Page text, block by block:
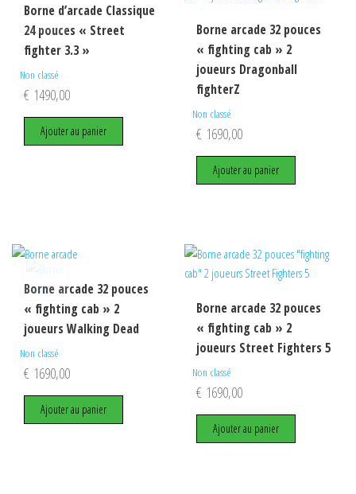
Borne d’arcade Classique
24 pouces « Street
fighter 3.3 »
Non classé
€ 1490,00
Ajouter au panier
Borne arcade 32 pouces
« fighting cab » 2
joueurs Dragonball
fighterZ
Non classé
€ 1690,00
Ajouter au panier
Borne arcade 32 pouces
« fighting cab » 2
joueurs Walking Dead
Non classé
€ 1690,00
Ajouter au panier
Borne arcade 32 pouces
« fighting cab » 2
joueurs Street Fighters 5
Non classé
€ 1690,00
Ajouter au panier